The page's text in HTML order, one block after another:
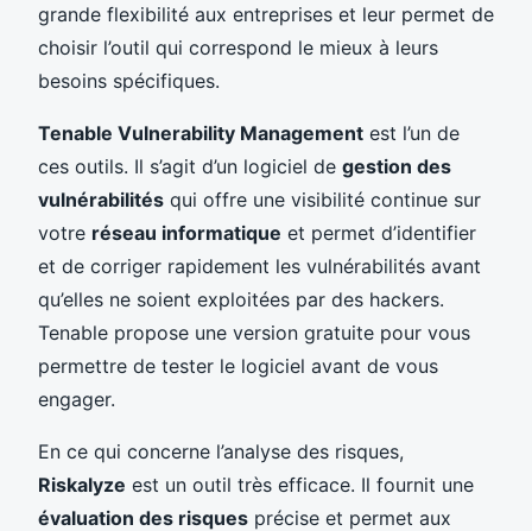
grande flexibilité aux entreprises et leur permet de
choisir l’outil qui correspond le mieux à leurs
besoins spécifiques.
Tenable Vulnerability Management est l’un de
ces outils. Il s’agit d’un logiciel de gestion des
vulnérabilités qui offre une visibilité continue sur
votre réseau informatique et permet d’identifier
et de corriger rapidement les vulnérabilités avant
qu’elles ne soient exploitées par des hackers.
Tenable propose une version gratuite pour vous
permettre de tester le logiciel avant de vous
engager.
En ce qui concerne l’analyse des risques,
Riskalyze est un outil très efficace. Il fournit une
évaluation des risques précise et permet aux